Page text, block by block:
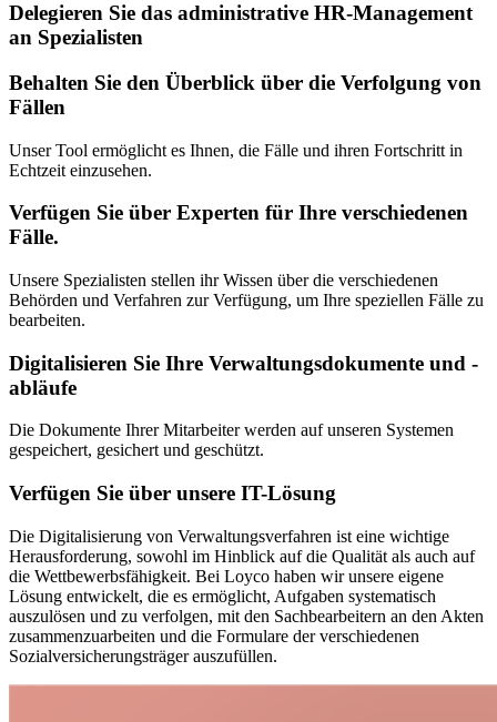
Delegieren Sie das administrative HR-Management
an Spezialisten
Behalten Sie den Überblick über die Verfolgung von
Fällen
Unser Tool ermöglicht es Ihnen, die Fälle und ihren Fortschritt in
Echtzeit einzusehen.
Verfügen Sie über Experten für Ihre verschiedenen
Fälle.
Unsere Spezialisten stellen ihr Wissen über die verschiedenen
Behörden und Verfahren zur Verfügung, um Ihre speziellen Fälle zu
bearbeiten.
Digitalisieren Sie Ihre Verwaltungsdokumente und -
abläufe
Die Dokumente Ihrer Mitarbeiter werden auf unseren Systemen
gespeichert, gesichert und geschützt.
Verfügen Sie über unsere IT-Lösung
Die Digitalisierung von Verwaltungsverfahren ist eine wichtige
Herausforderung, sowohl im Hinblick auf die Qualität als auch auf
die Wettbewerbsfähigkeit. Bei Loyco haben wir unsere eigene
Lösung entwickelt, die es ermöglicht, Aufgaben systematisch
auszulösen und zu verfolgen, mit den Sachbearbeitern an den Akten
zusammenzuarbeiten und die Formulare der verschiedenen
Sozialversicherungsträger auszufüllen.